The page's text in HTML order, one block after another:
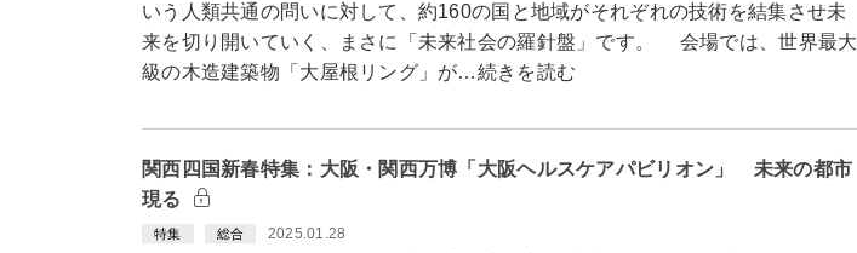
いう人類共通の問いに対して、約160の国と地域がそれぞれの技術を結集させ未
来を切り開いていく、まさに「未来社会の羅針盤」です。 会場では、世界最大
級の木造建築物「大屋根リング」が…続きを読む
関西四国新春特集：大阪・関西万博「大阪ヘルスケアパビリオン」 未来の都市
現る
特集 総合 2025.01.28